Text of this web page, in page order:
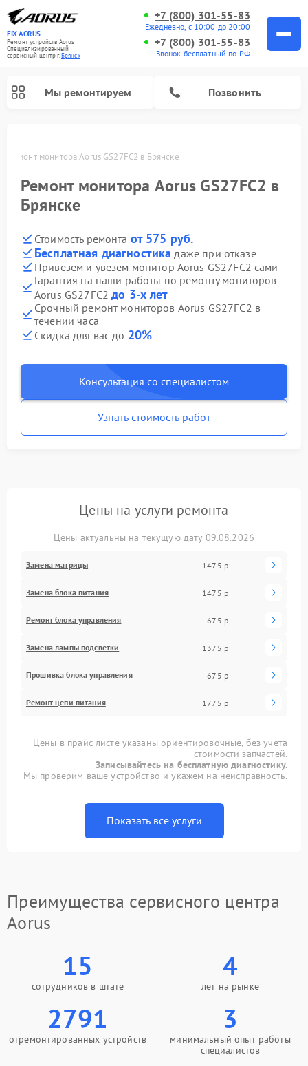
FIX-AORUS
Ремонт устройств Aorus
Специализированный
cервисный центр г.Брянск
+7 (800) 301-55-83
Ежедневно, с 10:00 до 20:00
+7 (800) 301-55-83
Звонок бесплатный по РФ
Мы ремонтируем Позвонить
Ремонт монитора Aorus GS27FC2 в Брянске
Ремонт монитора Aorus GS27FC2 в
Брянске
Стоимость ремонта от 575 руб.
Бесплатная диагностика даже при отказе
Привезем и увезем монитор Aorus GS27FC2 сами
Гарантия на наши работы по ремонту мониторов
Aorus GS27FC2до 3-х лет
Срочный ремонт мониторов Aorus GS27FC2 в
течении часа
Скидка для вас до 20%
Консультация со специалистом
Узнать стоимость работ
Цены на услуги ремонта
Цены актуальны на текущую дату 09.08.2026
Замена матрицы 1475 р
Замена блока питания 1475 р
Ремонт блока управления 675 р
Замена лампы подсветки 1375 р
Прошивка блока управления 675 р
Ремонт цепи питания 1775 р
Цены в прайс-листе указаны ориентировочные, без учета
стоимости запчастей.
Записывайтесь на бесплатную диагностику.
Мы проверим ваше устройство и укажем на неисправность.
Показать все услуги
Преимущества сервисного центра
Aorus
15
сотрудников в штате
4
лет на рынке
2791
отремонтированных устройств
3
минимальный опыт работы
специалистов